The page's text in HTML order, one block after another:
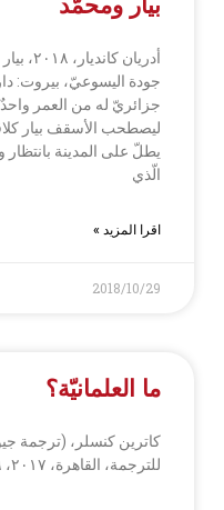
بيار ومحمّد
أدريان
جزائريّ له من العمر
ليصطحب الأسقف بيار
يطلّ على المدينة
الّذي
اقرا المزيد »
2018/10/29
ما العلمانيّة؟
كاترين كنسلر، (ترجمة
للترجمة، القاهرة، ۲۰۱۷، ۱۰۹ صفحة.